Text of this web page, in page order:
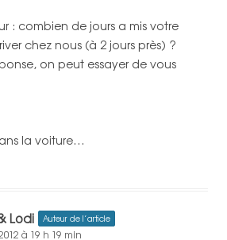
: combien de jours a mis votre
chez nous (à 2 jours près) ?
on peut essayer de vous
la voiture…
Lodi Auteur de l’article
à 19 h 19 min